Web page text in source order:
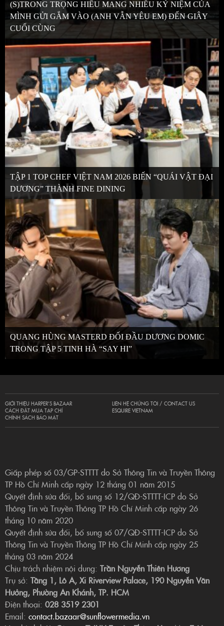
(S)TRONG TRỌNG HIẾU MANG NHIỀU KỶ NIỆM CỦA
MÌNH GỬI GẮM VÀO (ANH VẪN YÊU EM) ĐẾN GIÂY
CUỐI CÙNG
TẬP 1 TOP CHEF VIỆT NAM 2026 BIẾN “QUÁI VẬT ĐẠI
DƯƠNG” THÀNH FINE DINING
QUANG HÙNG MASTERD ĐỐI ĐẦU DƯƠNG DOMIC
TRONG TẬP 5 TINH HÀ “SAY HI”
GIỚI THIỆU HARPER’S BAZAAR
CÁCH ĐẶT MUA TẠP CHÍ
CHÍNH SÁCH BẢO MẬT
LIÊN HỆ CHÚNG TÔI / CONTACT US
ESQUIRE VIETNAM
Giấp phép số 03/GP-STTTT do Sở Thông Tin và Truyền Thông
TP Hồ Chí Minh cấp ngày 12 tháng 01 năm 2015
Quyết định sửa đổi, bổ sung số 12/QĐ-STTTT-ICP do Sở
Thông Tin và Truyền Thông TP Hồ Chí Minh cấp ngày 26
tháng 10 năm 2020
Quyết định sửa đổi, bổ sung số 07/QĐ-STTTT-ICP do Sở
Thông Tin và Truyền Thông TP Hồ Chí Minh cấp ngày 25
tháng 03 năm 2024
Chịu trách nhiệm nội dung: Trần Nguyễn Thiên Hương
Trụ sở: Tầng 1, Lô A, Xi Riverview Palace, 190 Nguyễn Văn
Hưởng, Phường An Khánh, TP. HCM
Điện thoại: 028 3519 2301
Email: contact.bazaar@sunflowermedia.vn